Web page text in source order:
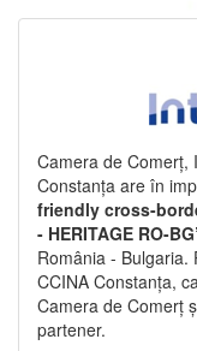
Camera de Comerț,
Constanța are în
friendly cross-
- HERITAGE RO-
România - Bulgaria.
CCINA Constanța,
Camera de Comerț
partener.